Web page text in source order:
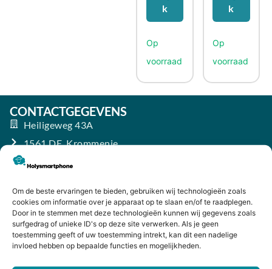
Om de beste ervaringen te bieden, gebruiken wij technologieën zoals
cookies om informatie over je apparaat op te slaan en/of te raadplegen.
Door in te stemmen met deze technologieën kunnen wij gegevens zoals
surfgedrag of unieke ID's op deze site verwerken. Als je geen
toestemming geeft of uw toestemming intrekt, kan dit een nadelige
invloed hebben op bepaalde functies en mogelijkheden.
k
k
CONTACTGEGEVENS
Heiligeweg 43A
1561 DE, Krommenie
075 641 5169
Maandag:
11:00 - 18:00
Dinsdag:
09:00 - 18:00
Woensdag:
09:00 - 18:00
Donderdag:
09:00 - 18:00